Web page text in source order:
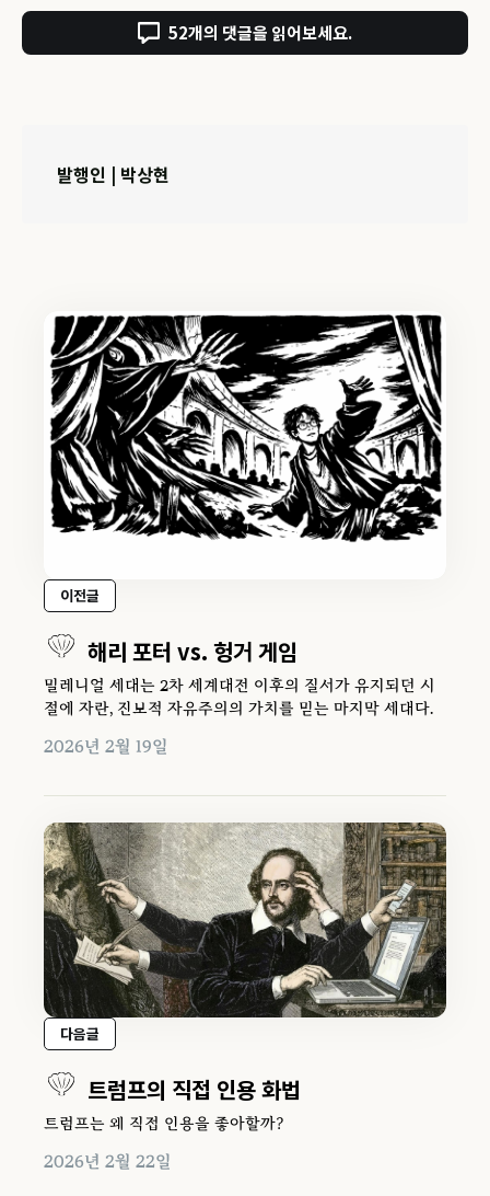
52개의 댓글을 읽어보세요.
발행인 | 박상현
이전글
해리 포터 vs. 헝거 게임
밀레니얼 세대는 2차 세계대전 이후의 질서가 유지되던 시
절에 자란, 진보적 자유주의의 가치를 믿는 마지막 세대다.
2026년 2월 19일
다음글
트럼프의 직접 인용 화법
트럼프는 왜 직접 인용을 좋아할까?
2026년 2월 22일